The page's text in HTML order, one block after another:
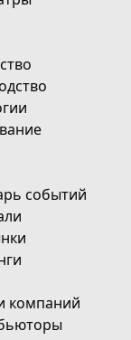
событий
компаний